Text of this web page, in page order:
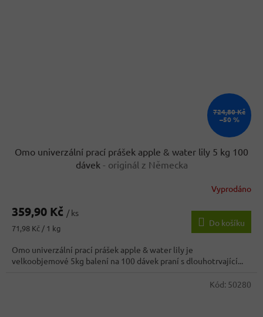
724,80 Kč
–50 %
Omo univerzální prací prášek apple & water lily 5 kg 100
dávek - originál z Německa
produktu
3,7
z
5
hvězdiček.
Vyprodáno
359,90 Kč / ks
Měrná
71,98 Kč / 1 kg
Do košíku
Omo univerzální prací prášek apple & water lily je
velkoobjemové 5kg balení na 100 dávek praní s dlouhotrvající...
Kód: 50280